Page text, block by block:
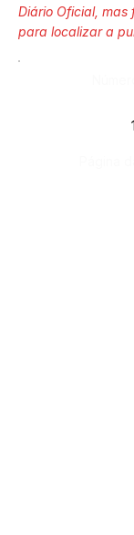
Diário Oficial,
para localizar a